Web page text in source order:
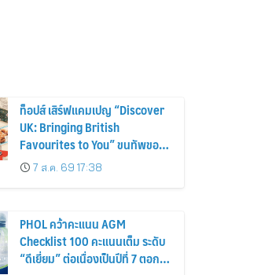
ท็อปส์ เสิร์ฟแคมเปญ “Discover
UK: Bringing British
Favourites to You” ขนทัพของ
อร่อยและไอเท็มฮิตจากสหราช
อาณาจักร ส่งตรงถึงมือตั้งแต่วัน
7 ส.ค. 69 17:38
PHOL คว้าคะแนน AGM
Checklist 100 คะแนนเต็ม ระดับ
“ดีเยี่ยม” ต่อเนื่องเป็นปีที่ 7 ตอกย้ำ